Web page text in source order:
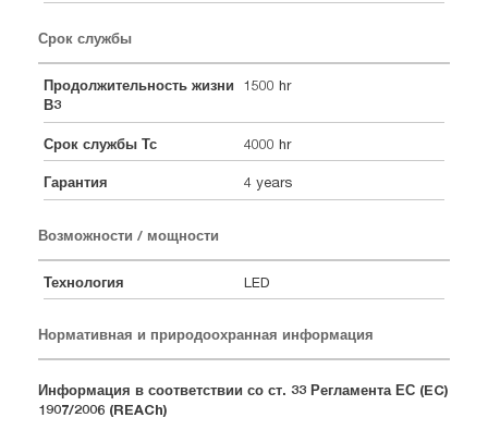
Срок службы
Продолжительность жизни
В3
1500 hr
Срок службы Тс 4000 hr
Гарантия 4 years
Возможности / мощности
Технология LED
Нормативная и природоохранная информация
Информация в соответствии со ст. 33 Регламента ЕС (EC)
1907/2006 (REACh)